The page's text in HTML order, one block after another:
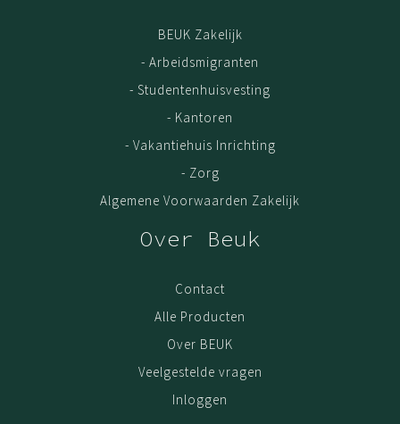
BEUK Zakelijk
- Arbeidsmigranten
- Studentenhuisvesting
- Kantoren
- Vakantiehuis Inrichting
- Zorg
Algemene Voorwaarden Zakelijk
Over Beuk
Contact
Alle Producten
Over BEUK
Veelgestelde vragen
Inloggen